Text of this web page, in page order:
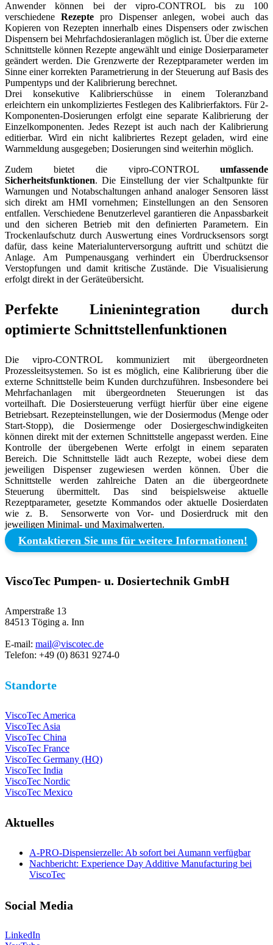
Anwender können bei der vipro-CONTROL bis zu 100
verschiedene Rezeptepro Dispenser anlegen, wobei auch das
Kopieren von Rezepten innerhalb eines Dispensers oder zwischen
Dispensern bei Mehrfachdosieranlagen möglich ist. Über die externe
Schnittstelle können Rezepte angewählt und einige Dosierparameter
geändert werden. Die Grenzwerte der Rezeptparameter werden im
Sinne einer korrekten Parametrierung in der Steuerung auf Basis des
Pumpentyps und der Kalibrierung berechnet.
Drei konsekutive Kalibrierschüsse in einem Toleranzband
erleichtern ein unkompliziertes Festlegen des Kalibrierfaktors. Für 2-
Komponenten-Dosierungen erfolgt eine separate Kalibrierung der
Einzelkomponenten. Jedes Rezept ist auch nach der Kalibrierung
editierbar. Wird ein nicht kalibriertes Rezept geladen, wird eine
Warnmeldung ausgegeben; Dosierungen sind weiterhin möglich.
Zudem bietet die vipro-CONTROL umfassende
Sicherheitsfunktionen. Die Einstellung der vier Schaltpunkte für
Warnungen und Notabschaltungen anhand analoger Sensoren lässt
sich direkt am HMI vornehmen; Einstellungen an den Sensoren
entfallen. Verschiedene Benutzerlevel garantieren die Anpassbarkeit
und den sicheren Betrieb mit den definierten Parametern. Ein
Trockenlaufschutz durch Auswertung eines Vordrucksensors sorgt
dafür, dass keine Materialunterversorgung auftritt und schützt die
Anlage. Am Pumpenausgang verhindert ein Überdrucksensor
Verstopfungen und damit kritische Zustände. Die Visualisierung
erfolgt direkt in der Geräteübersicht.
Perfekte Linienintegration durch
optimierte Schnittstellenfunktionen
Die vipro-CONTROL kommuniziert mit übergeordneten
Prozessleitsystemen. So ist es möglich, eine Kalibrierung über die
externe Schnittstelle beim Kunden durchzuführen. Insbesondere bei
Mehrfachanlagen mit übergeordneten Steuerungen ist das
vorteilhaft. Die Dosiersteuerung verfügt hierfür über eine eigene
Betriebsart. Rezepteinstellungen, wie der Dosiermodus (Menge oder
Start-Stopp), die Dosiermenge oder Dosiergeschwindigkeiten
können direkt mit der externen Schnittstelle angepasst werden. Eine
Kontrolle der übergebenen Werte erfolgt in einem separaten
Bereich. Die Schnittstelle lädt auch Rezepte, wobei diese dem
jeweiligen Dispenser zugewiesen werden können. Über die
Schnittstelle werden zahlreiche Daten an die übergeordnete
Steuerung übermittelt. Das sind beispielsweise aktuelle
Rezeptparameter, gesetzte Kommandos oder aktuelle Dosierdaten
wie z. B. Sensorwerte von Vor- und Dosierdruck mit den
jeweiligen Minimal- und Maximalwerten.
Kontaktieren Sie uns für weitere Informationen!
ViscoTec Pumpen- u. Dosiertechnik GmbH
Amperstraße 13
84513 Töging a. Inn
E-mail: mail@viscotec.de
Telefon: +49 (0) 8631 9274-0
Standorte
ViscoTec America
ViscoTec Asia
ViscoTec China
ViscoTec France
ViscoTec Germany (HQ)
ViscoTec India
ViscoTec Nordic
ViscoTec Mexico
Aktuelles
A-PRO-Dispensierzelle: Ab sofort bei Aumann verfügbar
Nachbericht: Experience Day Additive Manufacturing bei
ViscoTec
Social Media
LinkedIn